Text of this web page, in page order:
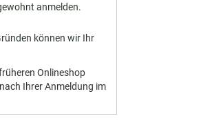
anmelden.
können wir Ihr
Onlineshop
Ihrer Anmeldung im